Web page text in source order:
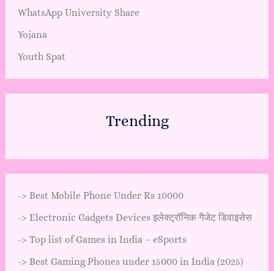
WhatsApp University Share
Yojana
Youth Spat
Trending
-> Best Mobile Phone Under Rs 10000
-> Electronic Gadgets Devices इलेक्ट्रॉनिक गैजेट डिवाइसेस
-> Top list of Games in India – eSports
-> Best Gaming Phones under 15000 in India (2025)